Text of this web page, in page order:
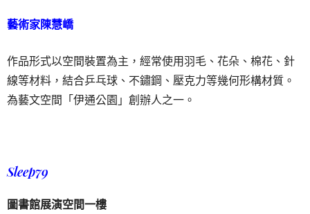
藝術家陳慧嶠
作品形式以空間裝置為主，經常使用羽毛、花朵、棉花、針
線等材料，結合乒乓球、不鏽鋼、壓克力等幾何形構材質。
為藝文空間「伊通公園」創辦人之一。
Sleep79
圖書館展演空間一樓